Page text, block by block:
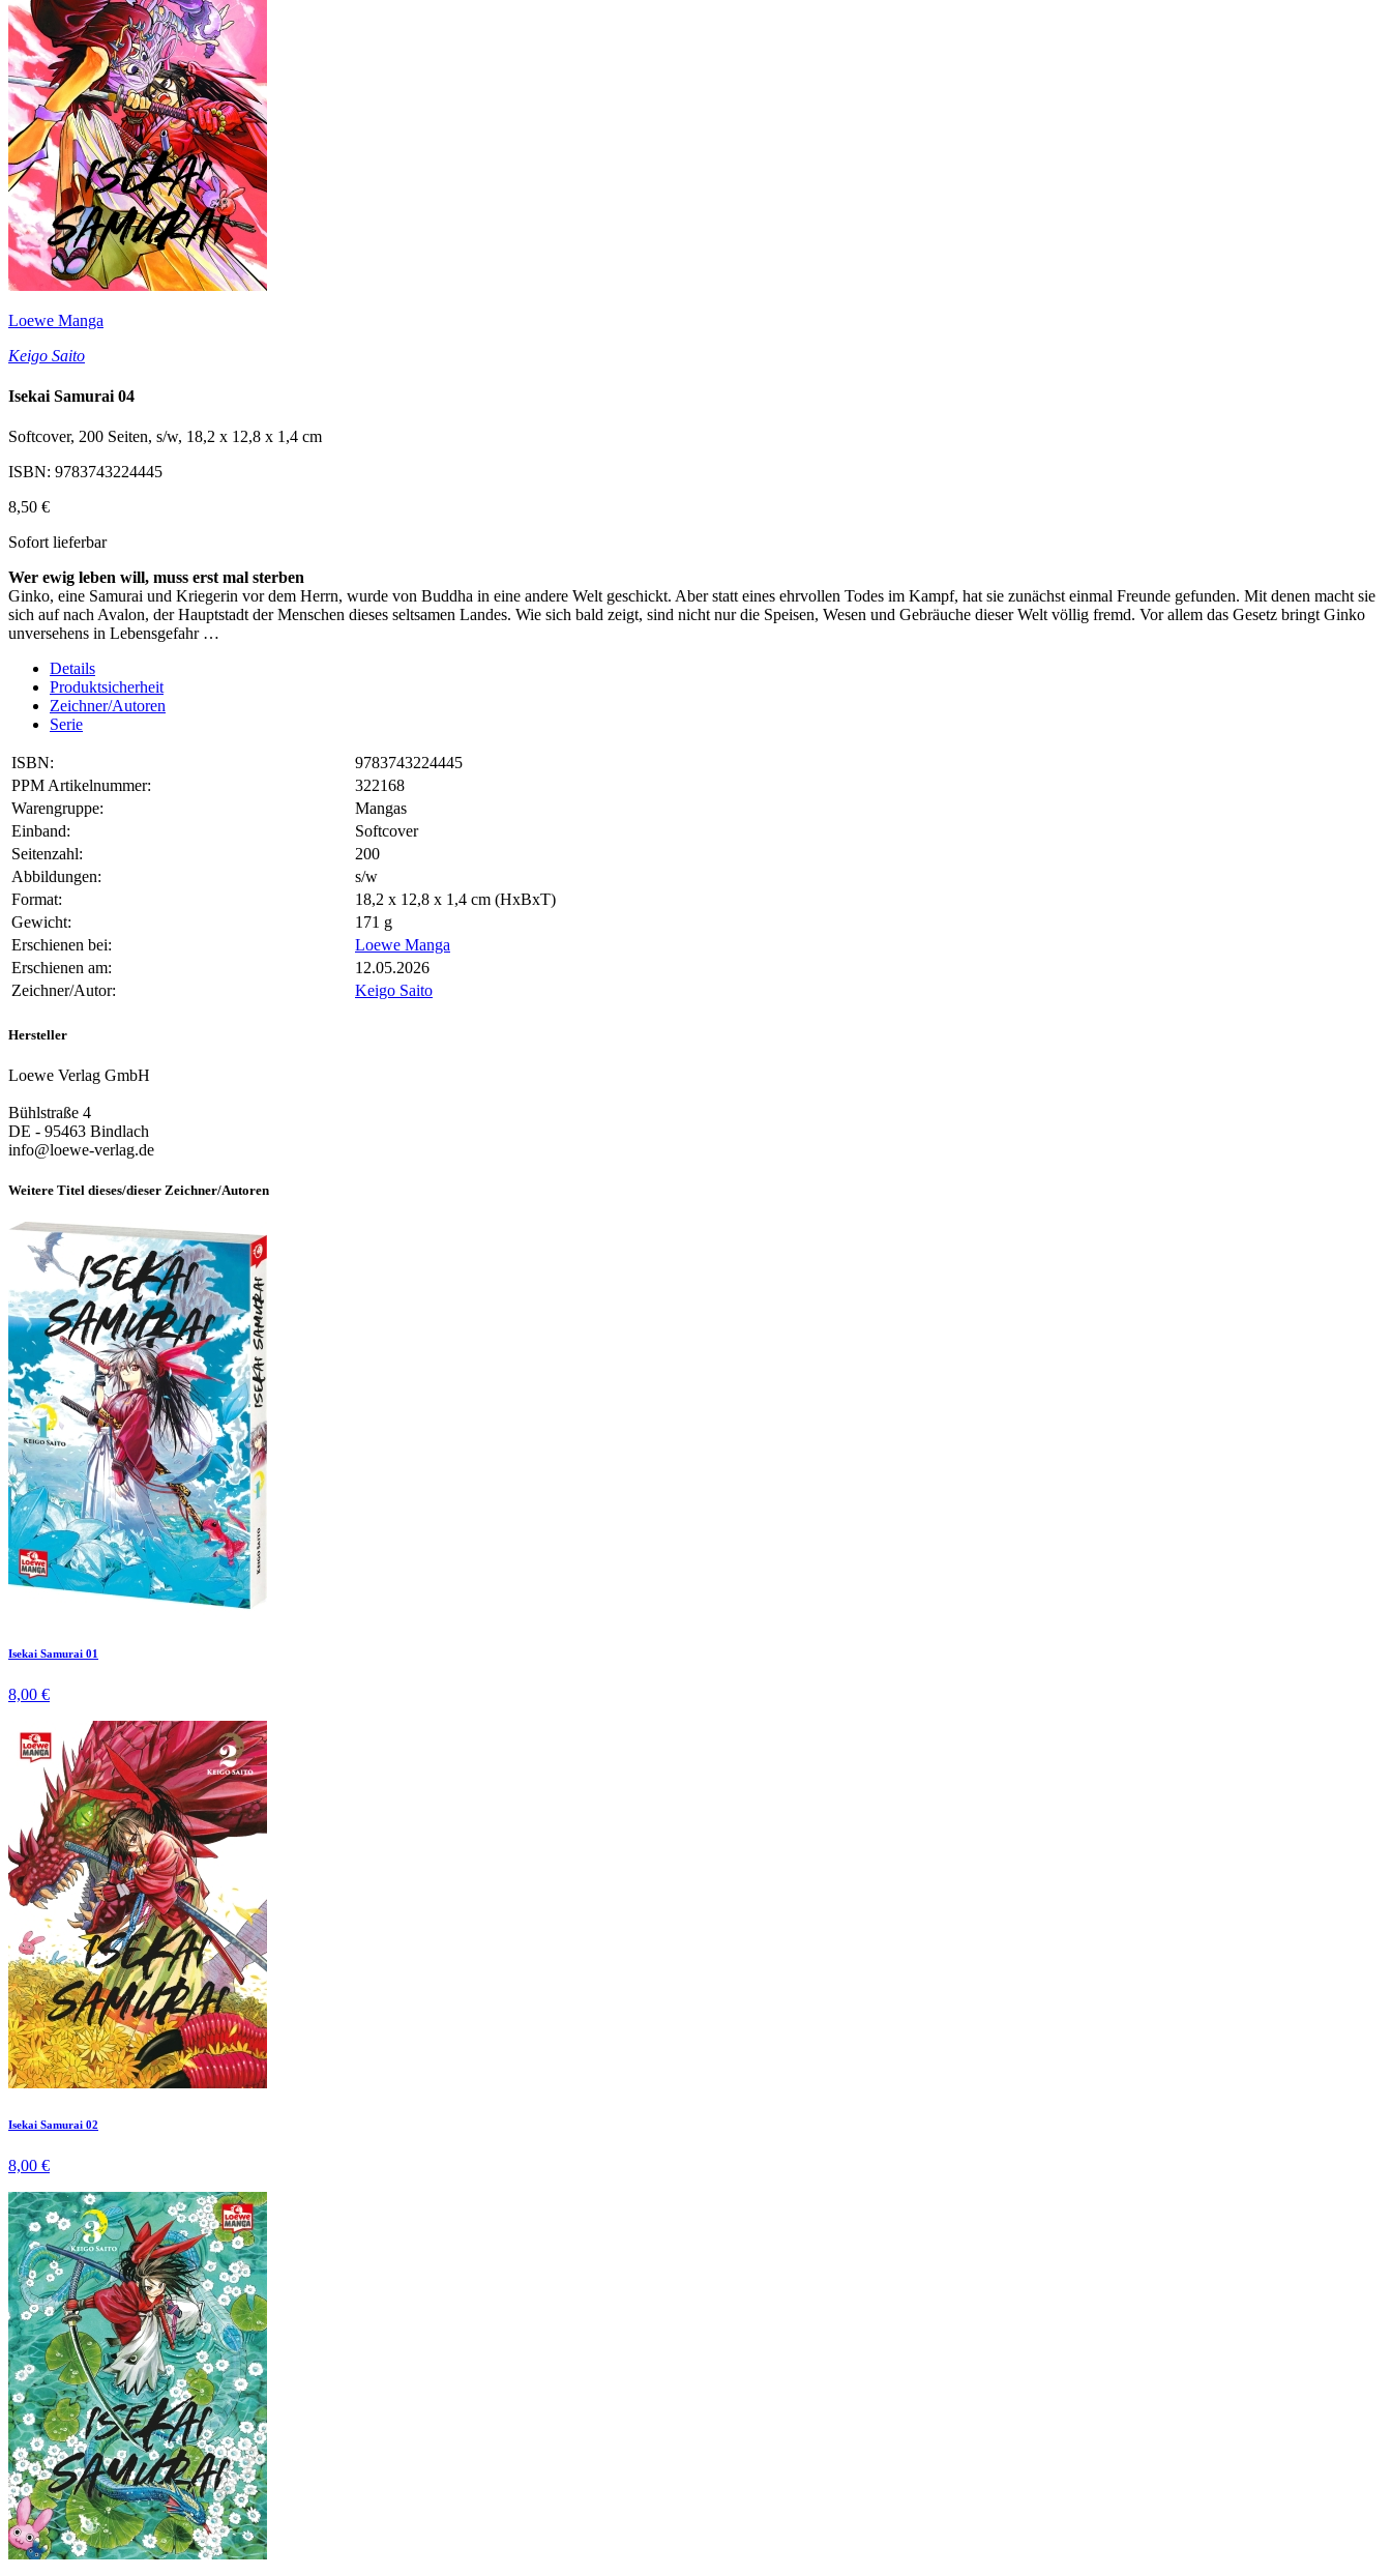
Loewe Manga
Keigo Saito
Isekai Samurai 04
Softcover, 200 Seiten, s/w, 18,2 x 12,8 x 1,4 cm
ISBN: 9783743224445
8,50 €
Sofort lieferbar
Wer ewig leben will, muss erst mal sterben
Ginko, eine Samurai und Kriegerin vor dem Herrn, wurde von Buddha in eine andere Welt geschickt. Aber statt eines ehrvollen Todes im Kampf, hat sie zunächst einmal Freunde gefunden. Mit denen macht sie
sich auf nach Avalon, der Hauptstadt der Menschen dieses seltsamen Landes. Wie sich bald zeigt, sind nicht nur die Speisen, Wesen und Gebräuche dieser Welt völlig fremd. Vor allem das Gesetz bringt Ginko
unversehens in Lebensgefahr …
Details
Produktsicherheit
Zeichner/Autoren
Serie
ISBN:
9783743224445
PPM Artikelnummer:
322168
Warengruppe:
Mangas
Einband:
Softcover
Seitenzahl:
200
Abbildungen:
s/w
Format:
18,2 x 12,8 x 1,4 cm (HxBxT)
Gewicht:
171 g
Erschienen bei:
Loewe Manga
Erschienen am:
12.05.2026
Zeichner/Autor:
Keigo Saito
Hersteller
Loewe Verlag GmbH
Bühlstraße 4
DE - 95463 Bindlach
info@loewe-verlag.de
Weitere Titel dieses/dieser Zeichner/Autoren
Isekai Samurai 01
8,00 €
Isekai Samurai 02
8,00 €